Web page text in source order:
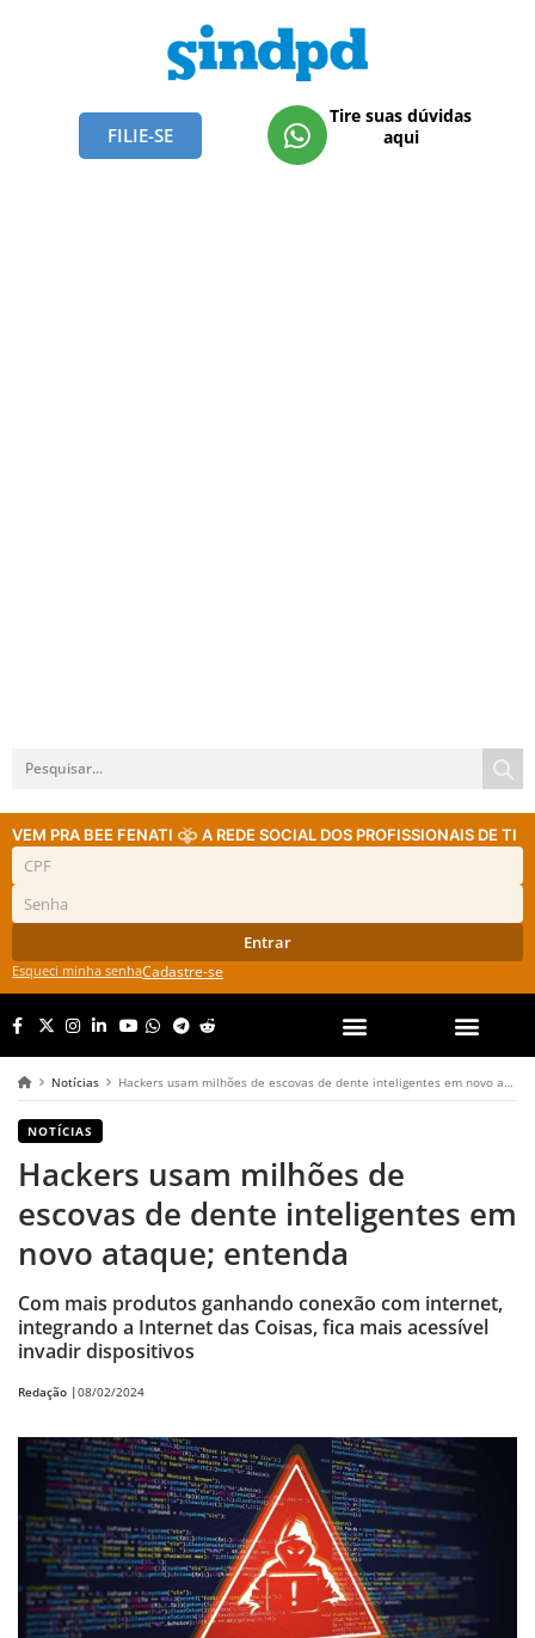
FILIE-SE
Tire suas dúvidas
aqui
VEM PRA BEE FENATI A REDE SOCIAL DOS PROFISSIONAIS DE TI
Entrar
Esqueci minha senhaCadastre-se
Notícias Hackers usam milhões de escovas de dente inteligentes em novo ataque; entenda
NOTÍCIAS
Hackers usam milhões de
escovas de dente inteligentes em
novo ataque; entenda
Com mais produtos ganhando conexão com internet,
integrando a Internet das Coisas, fica mais acessível
invadir dispositivos
Redação |08/02/2024